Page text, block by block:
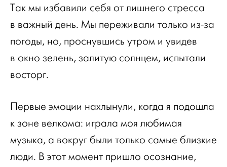
Так мы избавили себя от лишнего стресса
в важный день. Мы переживали только из-за
погоды, но, проснувшись утром и увидев
в окно зелень, залитую солнцем, испытали
восторг.
Первые эмоции нахлынули, когда я подошла
к зоне велкома: играла моя любимая
музыка, а вокруг были только самые близкие
люди. В этот момент пришло осознание,